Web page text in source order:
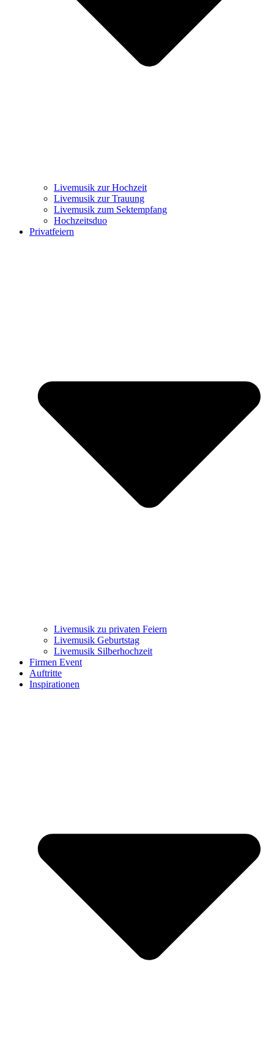
Livemusik zur Hochzeit
Livemusik zur Trauung
Livemusik zum Sektempfang
Hochzeitsduo
Privatfeiern
Livemusik zu privaten Feiern
Livemusik Geburtstag
Livemusik Silberhochzeit
Firmen Event
Auftritte
Inspirationen